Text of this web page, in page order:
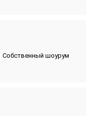
Собственный шоурум